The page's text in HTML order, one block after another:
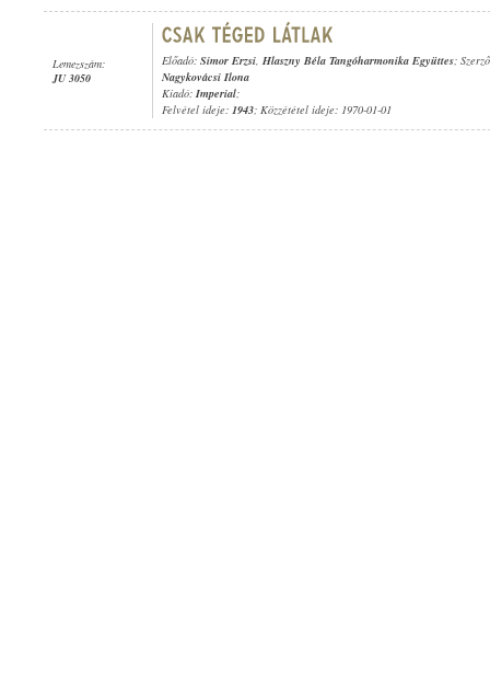
Lemezszám:
JU 3050
Előadó: Simor Erzsi, Hlaszny Béla Tangóharmonika Együttes;
Nagykovácsi Ilona
Kiadó: Imperial;
Felvétel ideje: 1943; Közzététel ideje: 1970-01-01